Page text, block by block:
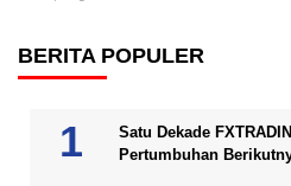
BERITA POPULER
Satu Dekade
Pertumbuhan